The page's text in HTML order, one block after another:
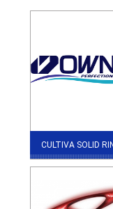
CULTIVA SOLID